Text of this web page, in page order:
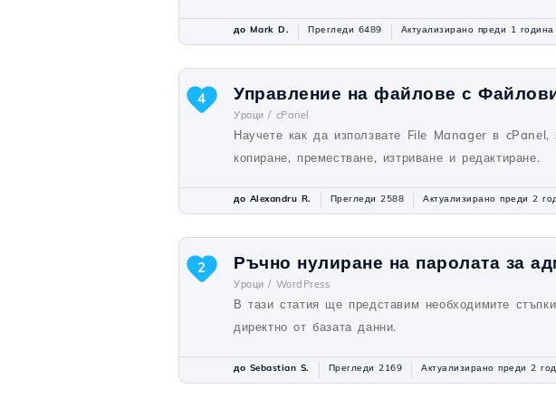
до Mark D. Прегледи 6489 Актуализирано преди 1 година
Управление на файлове с
Уроци / cPanel
Научете как да използвате File Manager в
копиране, преместване, изтриване и редактиране.
4
до Alexandru R. Прегледи 2588 Актуализирано преди 2
Ръчно нулиране на паролата за
Уроци / WordPress
В тази статия ще представим необходимите
директно от базата данни.
2
до Sebastian S. Прегледи 2169 Актуализирано преди 2